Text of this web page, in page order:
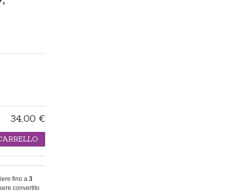
34,00 €
fino a 3
convertito